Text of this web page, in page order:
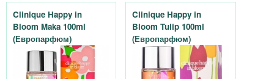
е
т
Clinique Happy in
Bloom Maka 100ml
(Европарфюм)
Clinique Happy in
Bloom Tulip 100ml
(Европарфюм)